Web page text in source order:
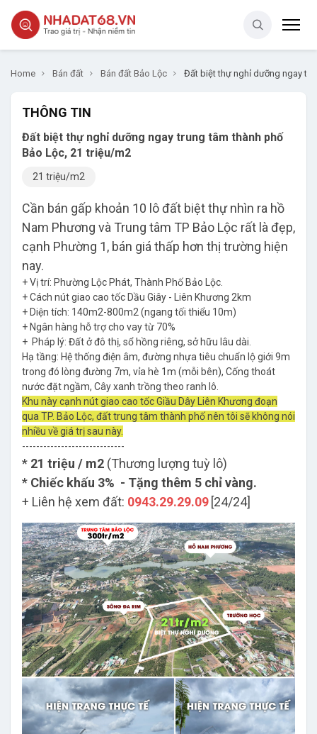
Home Bán đất Bán đất Bảo Lộc Đất biệt thự nghỉ dưỡng ngay
THÔNG TIN
Đất biệt thự nghỉ dưỡng ngay trung tâm thành phố
Bảo Lộc, 21 triệu/m2
21 triệu/m2
Cần bán gấp khoản 10 lô đất biệt thự nhìn ra hồ
Nam Phương và Trung tâm TP Bảo Lộc rất là đẹp,
cạnh Phường 1, bán giá thấp hơn thị trường hiện
nay.
+ Vị trí: Phường Lộc Phát, Thành Phố Bảo Lộc.
+ Cách nút giao cao tốc Dầu Giây - Liên Khương 2km
+ Diện tích: 140m2-800m2 (ngang tối thiểu 10m)
+ Ngân hàng hỗ trợ cho vay từ 70%
+ Pháp lý: Đất ở đô thị, sổ hồng riêng, sở hữu lâu dài.
Hạ tầng: Hệ thống điện âm, đường nhựa tiêu chuẩn lộ giới 9m
trong đó lòng đường 7m, vỉa hè 1m (mỗi bên), Cống thoát
nước đặt ngầm, Cây xanh trồng theo ranh lô.
Khu này cạnh nút giao cao tốc Giầu Dây Liên Khương đoạn
qua TP. Bảo Lộc, đất trung tâm thành phố nên tôi sẽ không nói
nhiều về giá trị sau này.
-----------------------------
* 21 triệu / m2 (Thương lượng tuỳ lô)
* Chiếc khấu 3% - Tặng thêm 5 chỉ vàng.
+ Liên hệ xem đất: 0943.29.29.09 [24/24]